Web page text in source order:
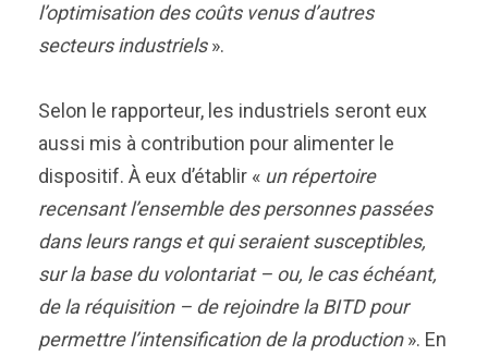
l’optimisation des coûts venus d’autres
secteurs industriels».
Selon le rapporteur, les industriels seront eux
aussi mis à contribution pour alimenter le
dispositif. À eux d’établir « un répertoire
recensant l’ensemble des personnes passées
dans leurs rangs et qui seraient susceptibles,
sur la base du volontariat – ou, le cas échéant,
de la réquisition – de rejoindre la BITD pour
permettre l’intensification de la production». En